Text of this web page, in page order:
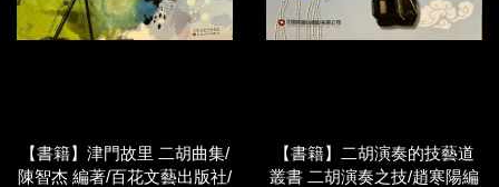
【書籍】津門故里 二胡曲集/
陳智杰 編著/百花文藝出版社/
【書籍】二胡演奏的技藝道
叢書 二胡演奏之技/趙寒陽編